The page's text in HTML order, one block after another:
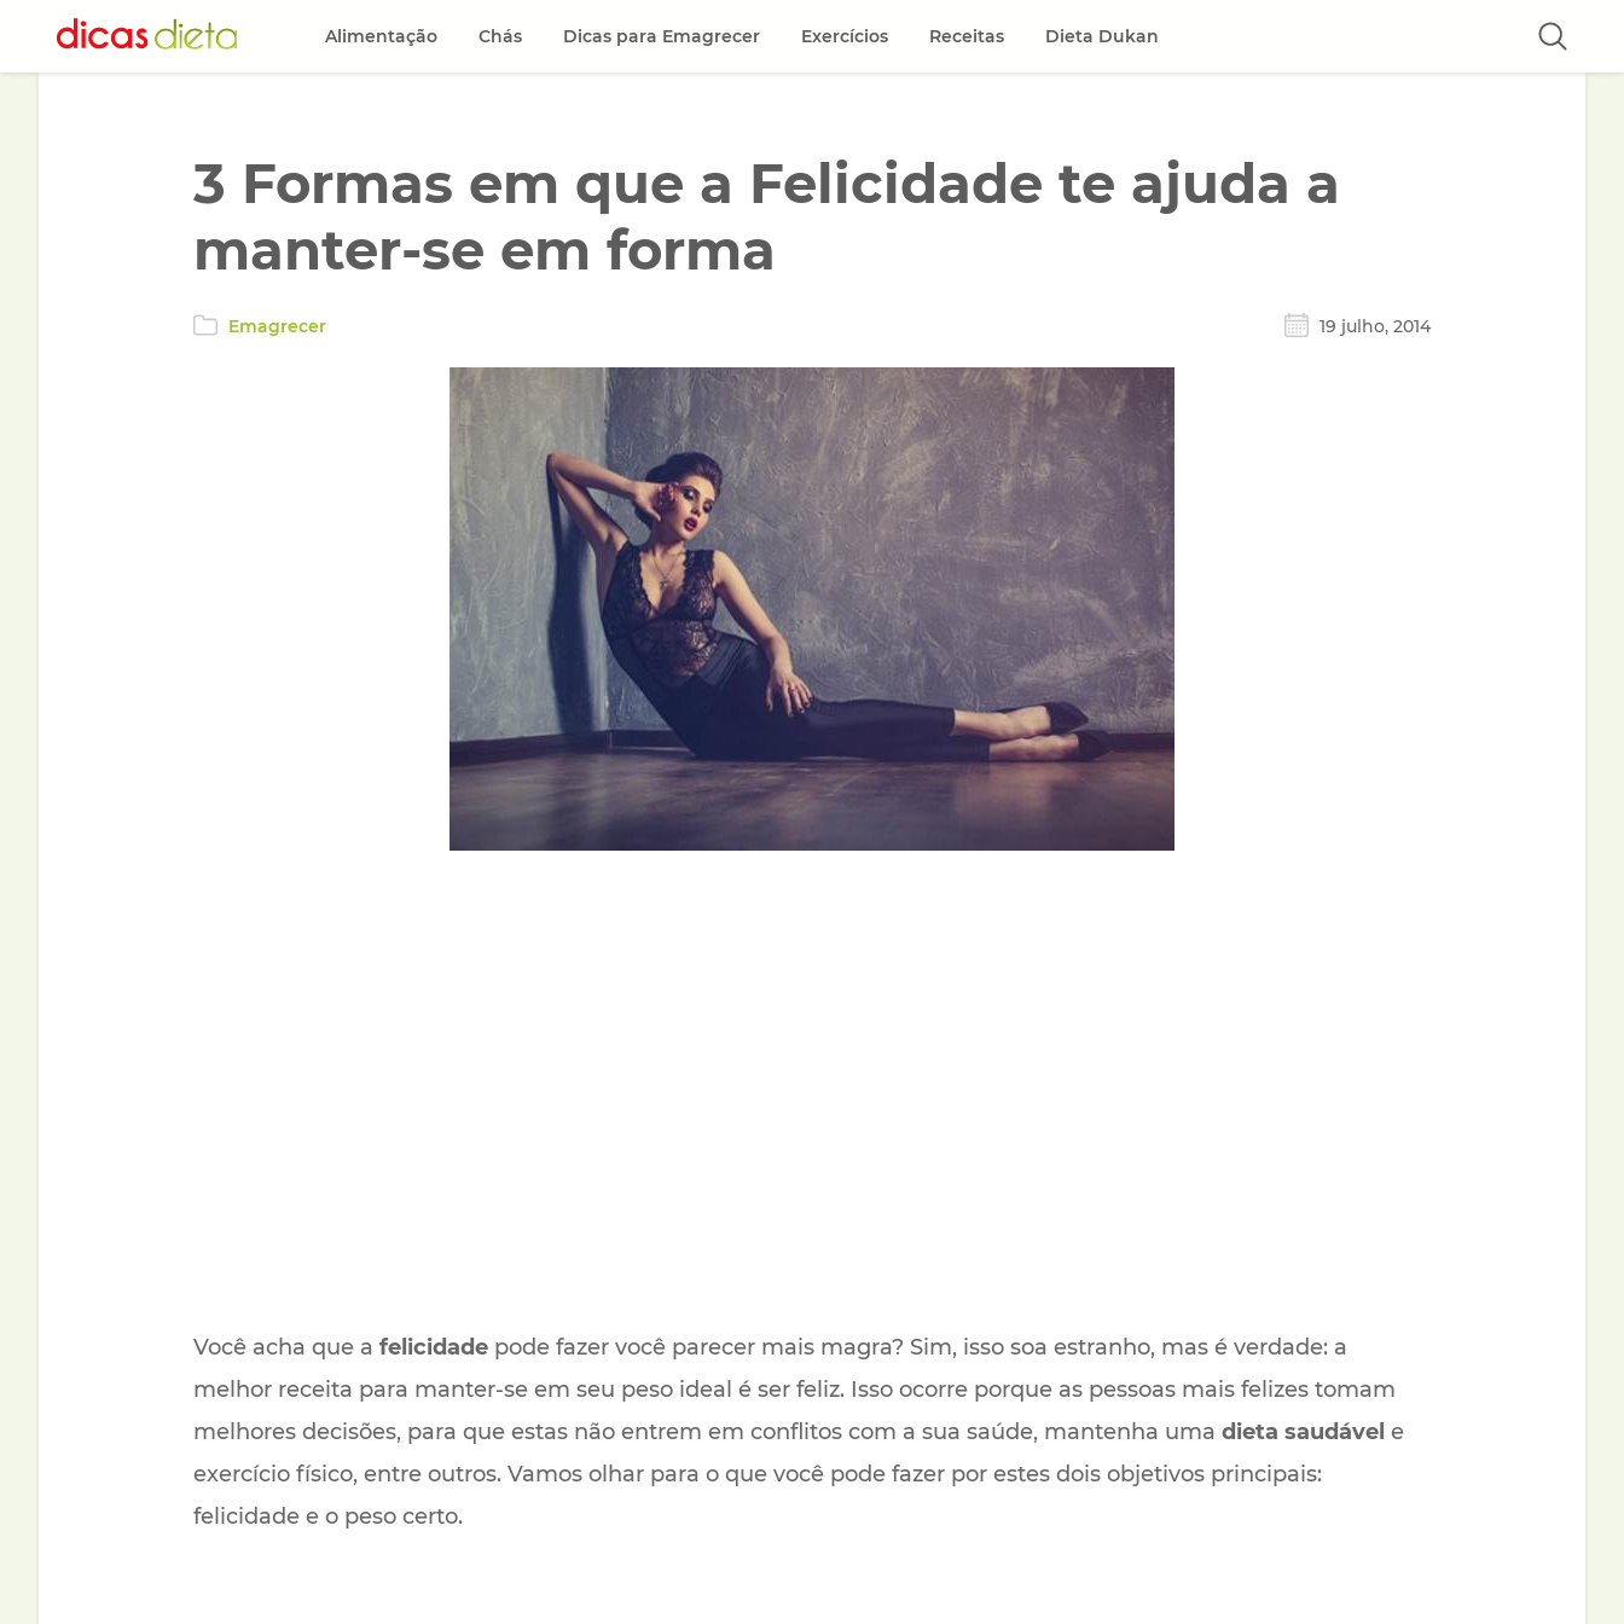
3 Formas em que a Felicidade te ajuda a
manter-se em forma
Emagrecer 19 julho, 2014
Você acha que a felicidade pode fazer você parecer mais magra? Sim, isso soa estranho, mas é verdade: a
melhor receita para manter-se em seu peso ideal é ser feliz. Isso ocorre porque as pessoas mais felizes tomam
melhores decisões, para que estas não entrem em conflitos com a sua saúde, mantenha uma dieta saudável e
exercício físico, entre outros. Vamos olhar para o que você pode fazer por estes dois objetivos principais:
felicidade e o peso certo.
Alimentação Chás Dicas para Emagrecer Exercícios Receitas Dieta Dukan